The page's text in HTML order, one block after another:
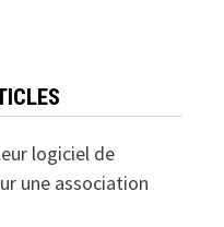
logiciel de
une association